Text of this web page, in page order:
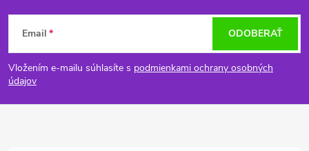
Z
á
p
Email
Vložením e-mailu súhlasíte s podmienkami ochrany osobných
údajov
ODOBERAŤ